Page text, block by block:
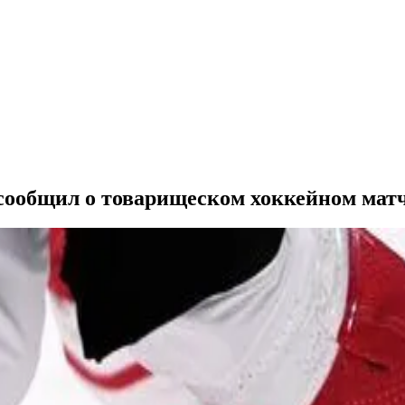
о товарищеском хоккейном